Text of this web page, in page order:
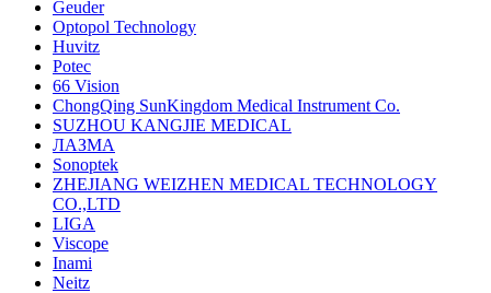
Geuder
Optopol Technology
Huvitz
Potec
66 Vision
ChongQing SunKingdom Medical Instrument Co.
SUZHOU KANGJIE MEDICAL
ЛАЗМА
Sonoptek
ZHEJIANG WEIZHEN MEDICAL TECHNOLOGY
CO.,LTD
LIGA
Viscope
Inami
Neitz